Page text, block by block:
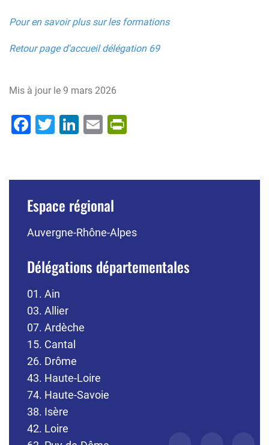
Pour en savoir plus sur les formations
Retour page d'accueil délégation 69
Mis à jour le 9 mars 2026
Facebook
Twitter
LinkedIn
Email
Espace régional
Auvergne-Rhône-Alpes
Délégations départementales
01. Ain
03. Allier
07. Ardèche
15. Cantal
26. Drôme
43. Haute-Loire
74. Haute-Savoie
38. Isère
42. Loire